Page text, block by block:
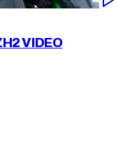
VIDEO